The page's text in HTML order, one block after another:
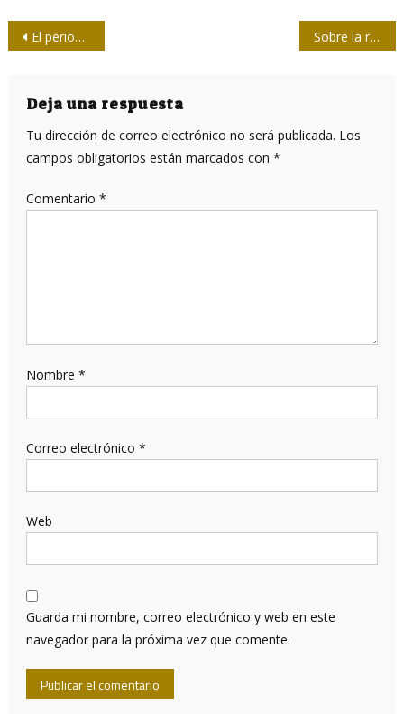
Navegación
entradas
El periodismo de Gertrudis Gómez de Avellaneda Sobre la responsabilidad cubana en la representación y la difusión del legado martiano
Deja una respuesta
Tu dirección de correo electrónico no será publicada. Los
campos obligatorios están marcados con *
Comentario *
Nombre *
Correo electrónico *
Web
Guarda mi nombre, correo electrónico y web en este
navegador para la próxima vez que comente.